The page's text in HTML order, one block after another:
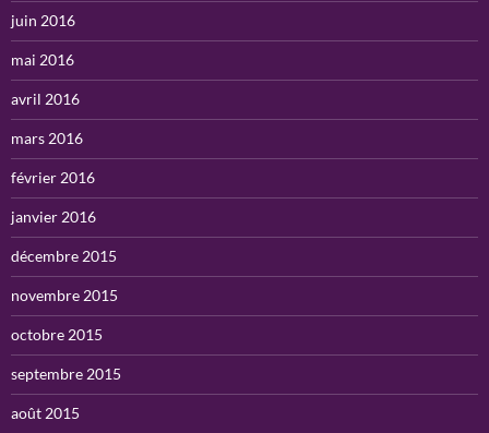
juin 2016
mai 2016
avril 2016
mars 2016
février 2016
janvier 2016
décembre 2015
novembre 2015
octobre 2015
septembre 2015
août 2015